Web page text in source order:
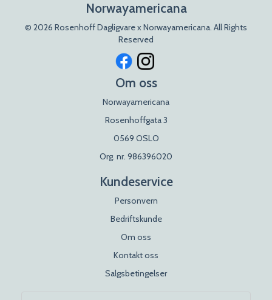
Norwayamericana
© 2026 Rosenhoff Dagligvare x Norwayamericana. All Rights
Reserved
Om oss
Norwayamericana
Rosenhoffgata 3
0569 OSLO
Org. nr. 986396020
Kundeservice
Personvern
Bedriftskunde
Om oss
Kontakt oss
Salgsbetingelser